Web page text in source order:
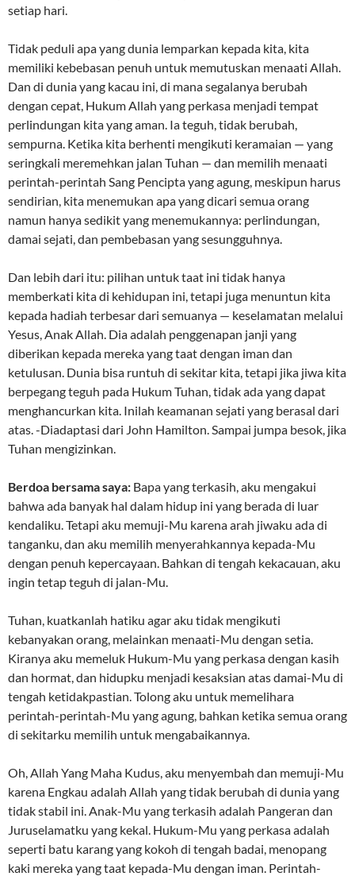
setiap hari.
Tidak peduli apa yang dunia lemparkan kepada kita, kita
memiliki kebebasan penuh untuk memutuskan menaati Allah.
Dan di dunia yang kacau ini, di mana segalanya berubah
dengan cepat, Hukum Allah yang perkasa menjadi tempat
perlindungan kita yang aman. Ia teguh, tidak berubah,
sempurna. Ketika kita berhenti mengikuti keramaian — yang
seringkali meremehkan jalan Tuhan — dan memilih menaati
perintah-perintah Sang Pencipta yang agung, meskipun harus
sendirian, kita menemukan apa yang dicari semua orang
namun hanya sedikit yang menemukannya: perlindungan,
damai sejati, dan pembebasan yang sesungguhnya.
Dan lebih dari itu: pilihan untuk taat ini tidak hanya
memberkati kita di kehidupan ini, tetapi juga menuntun kita
kepada hadiah terbesar dari semuanya — keselamatan melalui
Yesus, Anak Allah. Dia adalah penggenapan janji yang
diberikan kepada mereka yang taat dengan iman dan
ketulusan. Dunia bisa runtuh di sekitar kita, tetapi jika jiwa kita
berpegang teguh pada Hukum Tuhan, tidak ada yang dapat
menghancurkan kita. Inilah keamanan sejati yang berasal dari
atas. -Diadaptasi dari John Hamilton. Sampai jumpa besok, jika
Tuhan mengizinkan.
Berdoa bersama saya: Bapa yang terkasih, aku mengakui
bahwa ada banyak hal dalam hidup ini yang berada di luar
kendaliku. Tetapi aku memuji-Mu karena arah jiwaku ada di
tanganku, dan aku memilih menyerahkannya kepada-Mu
dengan penuh kepercayaan. Bahkan di tengah kekacauan, aku
ingin tetap teguh di jalan-Mu.
Tuhan, kuatkanlah hatiku agar aku tidak mengikuti
kebanyakan orang, melainkan menaati-Mu dengan setia.
Kiranya aku memeluk Hukum-Mu yang perkasa dengan kasih
dan hormat, dan hidupku menjadi kesaksian atas damai-Mu di
tengah ketidakpastian. Tolong aku untuk memelihara
perintah-perintah-Mu yang agung, bahkan ketika semua orang
di sekitarku memilih untuk mengabaikannya.
Oh, Allah Yang Maha Kudus, aku menyembah dan memuji-Mu
karena Engkau adalah Allah yang tidak berubah di dunia yang
tidak stabil ini. Anak-Mu yang terkasih adalah Pangeran dan
Juruselamatku yang kekal. Hukum-Mu yang perkasa adalah
seperti batu karang yang kokoh di tengah badai, menopang
kaki mereka yang taat kepada-Mu dengan iman. Perintah-